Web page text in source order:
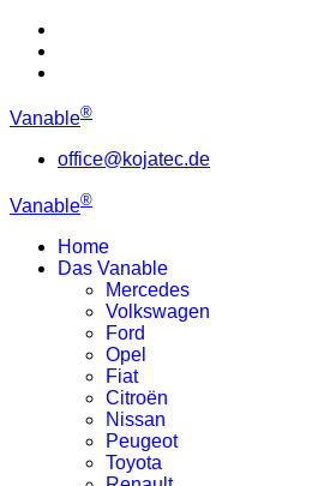
Vanable®
office@kojatec.de
Vanable®
Home
Das Vanable
Mercedes
Volkswagen
Ford
Opel
Fiat
Citroën
Nissan
Peugeot
Toyota